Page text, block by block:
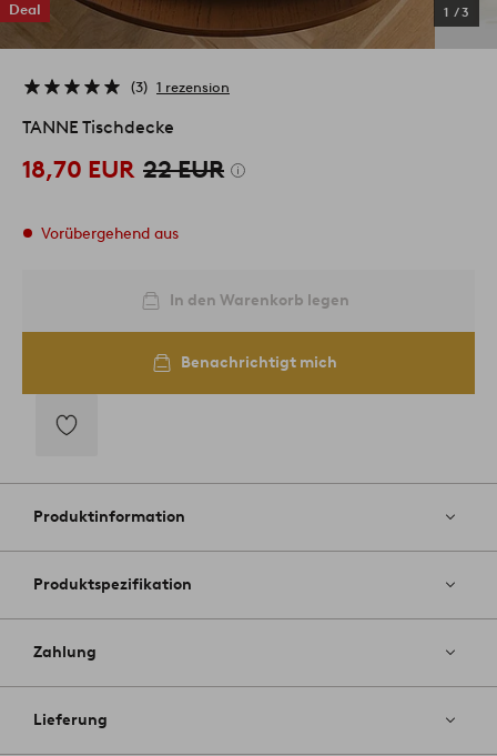
Deal 1 /3
3 1 rezension
TANNE Tischdecke
18,70 EUR 22 EUR
Vorübergehend aus
In den Warenkorb legen
Benachrichtigt mich
Favoriten
hinzufügen
Produktinformation
Produktspezifikation
Zahlung
Lieferung